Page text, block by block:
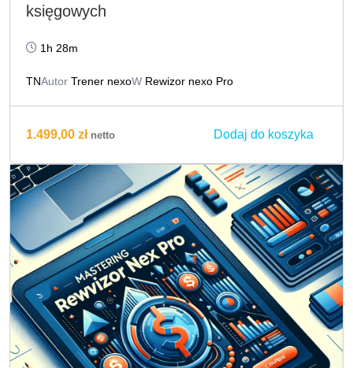
księgowych
1h 28m
TNAutor Trener nexoW Rewizor nexo Pro
1.499,00 zł netto Dodaj do koszyka